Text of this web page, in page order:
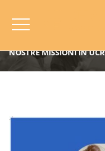
HOME
NOSTRE MISSIONI IN